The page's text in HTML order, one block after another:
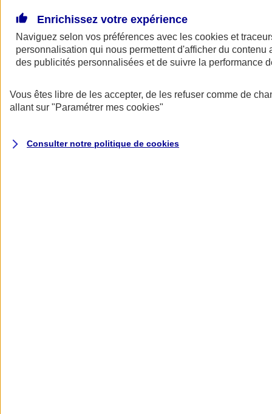
AXA Assurance
Enrichissez votre expérience
Naviguez selon vos préférences avec les cookies et
personnalisation qui nous permettent d'afficher du contenu
des publicités personnalisées et de suivre la performance
Vous êtes libre de les accepter, de les refuser comme de
allant sur "Paramétrer mes cookies"
Consulter notre politique de cookies